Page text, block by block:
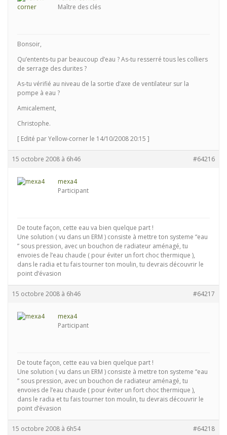
Maître des clés
Bonsoir,
Qu’entents-tu par beaucoup d’eau ? As-tu resserré tous les colliers
de serrage des durites ?
As-tu vérifié au niveau de la sortie d’axe de ventilateur sur la
pompe à eau ?
Amicalement,
Christophe.
[ Edité par Yellow-corner le 14/10/2008 20:15 ]
15 octobre 2008 à 6h46 #64216
mexa4
Participant
De toute façon, cette eau va bien quelque part !
Une solution ( vu dans un ERM ) consiste à mettre ton systeme “eau
” sous pression, avec un bouchon de radiateur aménagé, tu
envoies de l’eau chaude ( pour éviter un fort choc thermique ),
dans le radia et tu fais tourner ton moulin, tu devrais découvrir le
point d’évasion
15 octobre 2008 à 6h46 #64217
mexa4
Participant
De toute façon, cette eau va bien quelque part !
Une solution ( vu dans un ERM ) consiste à mettre ton systeme “eau
” sous pression, avec un bouchon de radiateur aménagé, tu
envoies de l’eau chaude ( pour éviter un fort choc thermique ),
dans le radia et tu fais tourner ton moulin, tu devrais découvrir le
point d’évasion
15 octobre 2008 à 6h54 #64218